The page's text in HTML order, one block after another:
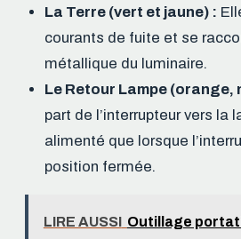
La Terre (vert et jaune) :
courants de fuite et se
métallique du luminaire.
Le Retour Lampe (orange,
part de l’interrupteur vers la
alimenté que lorsque
position fermée.
LIRE AUSSI
Outillage